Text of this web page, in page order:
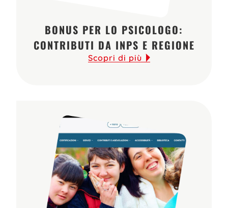
BONUS PER LO PSICOLOGO:
CONTRIBUTI DA INPS E REGIONE
Scopri di più